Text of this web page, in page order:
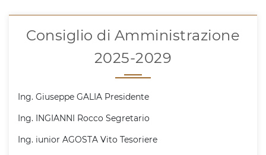
Consiglio di Amministrazione
2025-2029
Ing. Giuseppe GALIA Presidente
Ing. INGIANNI Rocco Segretario
Ing. iunior AGOSTA Vito Tesoriere